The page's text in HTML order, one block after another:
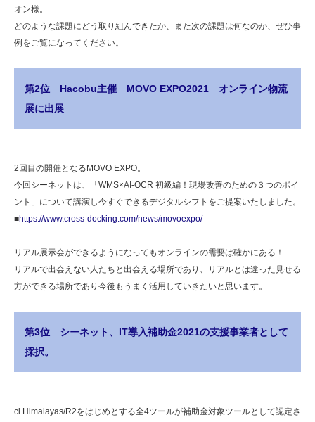
オン様。
どのような課題にどう取り組んできたか、また次の課題は何なのか、ぜひ事
例をご覧になってください。
第2位 Hacobu主催 MOVO EXPO2021 オンライン物流
展に出展
2回目の開催となるMOVO EXPO。
今回シーネットは、「WMS×AI-OCR 初級編！現場改善のための３つのポイ
ント」について講演し今すぐできるデジタルシフトをご提案いたしました。
■https://www.cross-docking.com/news/movoexpo/
リアル展示会ができるようになってもオンラインの需要は確かにある！
リアルで出会えない人たちと出会える場所であり、リアルとは違った見せる
方ができる場所であり今後もうまく活用していきたいと思います。
第3位 シーネット、IT導入補助金2021の支援事業者として
採択。
ci.Himalayas/R2をはじめとする全4ツールが補助金対象ツールとして認定さ